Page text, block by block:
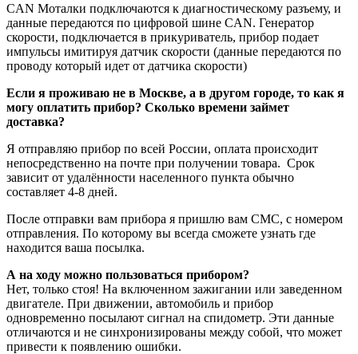
CAN Моталки подключаются к диагностическому разъему, и
данные передаются по цифровой шине CAN. Генератор
скорости, подключается в прикуриватель, прибор подает
импульсы имитируя датчик скорости (данные передаются по
проводу который идет от датчика скорости)
Если я проживаю не в Москве, а в другом городе, то как я
могу оплатить прибор? Сколько времени займет
доставка?
Я отправляю прибор по всей России, оплата происходит
непосредственно на почте при получении товара. Срок
зависит от удалённости населенного пункта обычно
составляет 4-8 дней.
После отправки вам прибора я пришлю вам CMC, с номером
отправления. По которому вы всегда сможете узнать где
находится ваша посылка.
А на ходу можно пользоваться прибором?
Нет, только стоя! На включенном зажигании или заведенном
двигателе. При движении, автомобиль и прибор
одновременно посылают сигнал на спидометр. Эти данные
отличаются и не синхронизированы между собой, что может
привести к появлению ошибки.